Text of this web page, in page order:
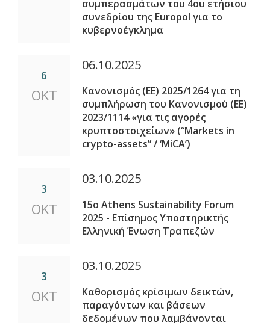
συμπερασμάτων του 4ου ετήσιου
συνεδρίου της Europol για το
κυβερνοέγκλημα
6
ΟΚΤ
06.10.2025
Κανονισμός (ΕΕ) 2025/1264 για τη
συμπλήρωση του Κανονισμού (ΕΕ)
2023/1114 «για τις αγορές
κρυπτοστοιχείων» (“Markets in
crypto-assets” / ‘MiCA’)
3
ΟΚΤ
03.10.2025
15ο Athens Sustainability Forum
2025 - Επίσημος Υποστηρικτής
Ελληνική Ένωση Τραπεζών
3
ΟΚΤ
03.10.2025
Καθορισμός κρίσιμων δεικτών,
παραγόντων και βάσεων
δεδομένων που λαμβάνονται